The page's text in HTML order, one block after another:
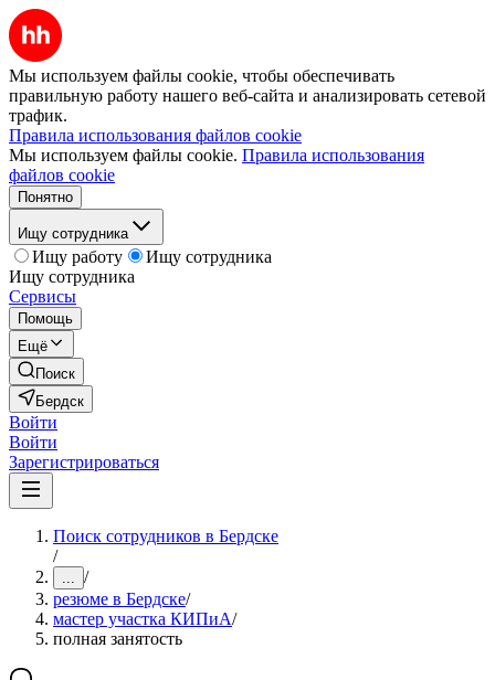
Мы используем файлы cookie, чтобы обеспечивать
правильную работу нашего веб-сайта и анализировать сетевой
трафик.
Правила использования файлов cookie
Мы используем файлы cookie. Правила использования
файлов cookie
Понятно
Ищу сотрудника
Ищу работу
Ищу сотрудника
Ищу сотрудника
Сервисы
Помощь
Ещё
Поиск
Бердск
Войти
Войти
Зарегистрироваться
Поиск сотрудников в Бердске
/
... /
резюме в Бердске/
мастер участка КИПиА/
полная занятость